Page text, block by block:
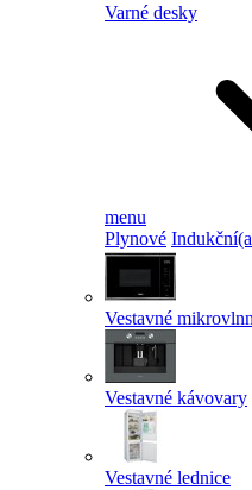
Varné desky
menu
Plynové Indukční
Vestavné
Vestavné kávovary
Vestavné lednice